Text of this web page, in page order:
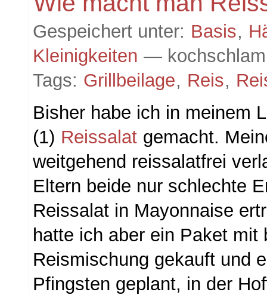
Gespeichert unter: Basis,
Kleinigkeiten —
Tags: Grillbeilage, Reis,
Bisher habe ich in meinem
(1) Reissalat gemacht.
weitgehend reissalatfrei
Eltern beide nur schlechte
Reissalat in Mayonnaise
hatte ich aber ein Paket mit
Reismischung gekauft und
Pfingsten geplant, in der